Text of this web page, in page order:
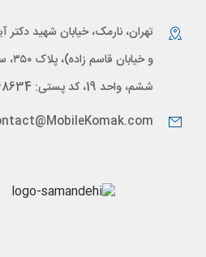
تهران، نارمک، خیابان شهید دکتر
و
ششم، واحد 19، کد پستی: 1646668634